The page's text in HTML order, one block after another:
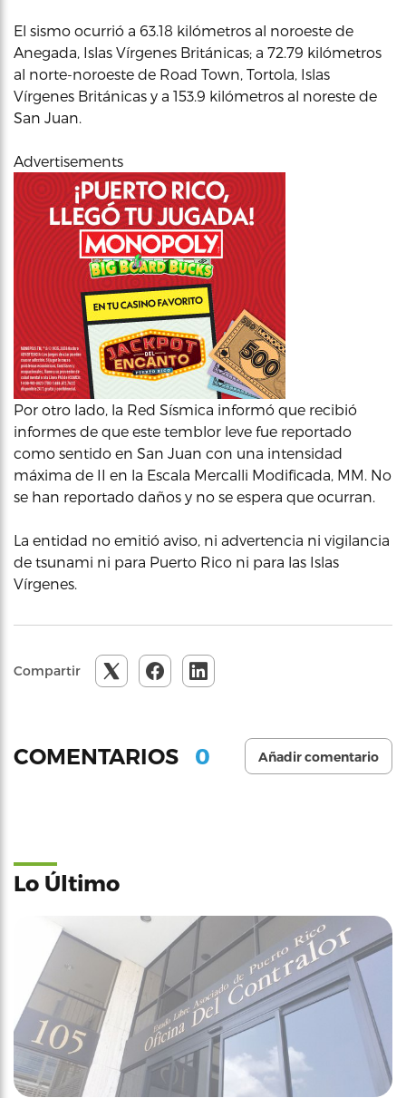
El sismo ocurrió a 63.18 kilómetros al noroeste de
Anegada, Islas Vírgenes Británicas; a 72.79 kilómetros
al norte-noroeste de Road Town, Tortola, Islas
Vírgenes Británicas y a 153.9 kilómetros al noreste de
San Juan.
Advertisements
Por otro lado, la Red Sísmica informó que recibió
informes de que este temblor leve fue reportado
como sentido en San Juan con una intensidad
máxima de II en la Escala Mercalli Modificada, MM. No
se han reportado daños y no se espera que ocurran.
La entidad no emitió aviso, ni advertencia ni vigilancia
de tsunami ni para Puerto Rico ni para las Islas
Vírgenes.
Compartir
COMENTARIOS 0 Añadir comentario
Lo Último